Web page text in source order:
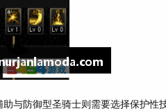
与防御型圣骑士则需要选择保护性